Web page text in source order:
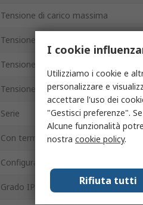
Tensione di carico massima
Tensione di carico minima
Tensione massima di controllo
Tensione minima di controllo
Serie
Con terminazione/senza terminazione
Configurazione contatto
Grado IP
I cookie
Utilizziamo i cookie e
personalizzare e
accettare l'uso dei
"Gestisci preferenze".
Alcune funzionalità
nostra cookie policy.
Rifiuta tutti